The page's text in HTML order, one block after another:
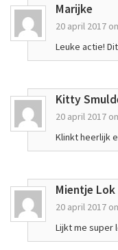
Marijke
20 april 2017
Leuke actie!
Kitty
20 april 2017
Klinkt heerlijk
Mientje Lok
20 april 2017
Lijkt me super